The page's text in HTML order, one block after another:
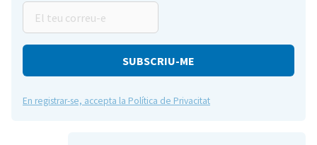
teu
correu-
En registrar-se, accepta la Política de Privacitat